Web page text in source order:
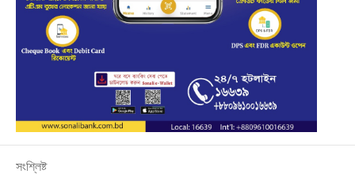
সংশ্লিষ্ট